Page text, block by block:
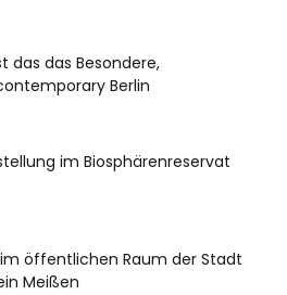
das das Besondere,
Berlin
im Biosphärenreservat
im öffentlichen Raum der Stadt
Meißen